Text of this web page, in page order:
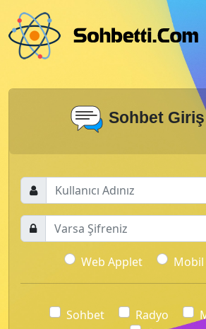
Sohbet Giriş
Web Applet
Sohbet Radyo